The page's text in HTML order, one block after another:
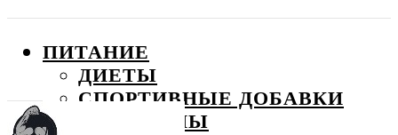
ПИТАНИЕ
ДИЕТЫ
СПОРТИВНЫЕ ДОБАВКИ
ВИТАМИНЫ